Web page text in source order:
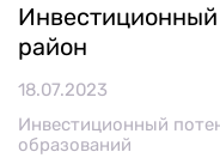
район
18.07.2023
Инвестиционный
образований